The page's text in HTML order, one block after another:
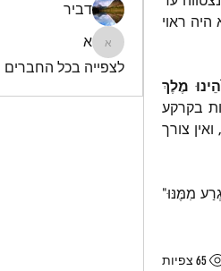
"בָּרוּךְ אַתָּה ייי אֱלֹהֵינוּ מֶלֶךְ
ויכולה לשבת ופניה טוחות בקרקע
(הל' ברכות א, ט) או לכסות את פלג גופה התחתון ולברך, ולאחר מכן תטבול, ואין צורך
65 צפיות
דביר
א
לצפייה בכל החברים